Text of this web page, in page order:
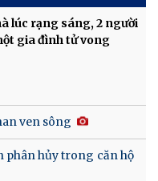
lúc rạng sáng, 2 người
gia đình tử vong
ven sông
phân hủy trong căn hộ